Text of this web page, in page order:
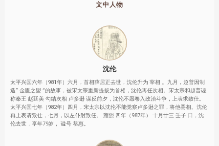
文中人物
沈伦
太平兴国六年（981年）六月，首相薛居正去世，沈伦升为 宰相 。九月，赵普因制
造“ 金匮之盟 ”的故事，被宋太宗重新提拔为首相，沈伦再任次相。宋太宗和赵普诬
称秦王 赵廷美 勾结次相 卢多逊 谋反前夕，沈伦不愿卷入政治斗争，上表求致仕。
太平兴国七年（982年）四月，宋太宗以沈伦不能觉察卢多逊之罪，将他罢相。沈伦
再上表请致仕，七月，以左仆射致任。 雍熙 四年（987年） 十月廿三 壬子 日，沈
伦去世，享年79岁， 谥号 恭惠。